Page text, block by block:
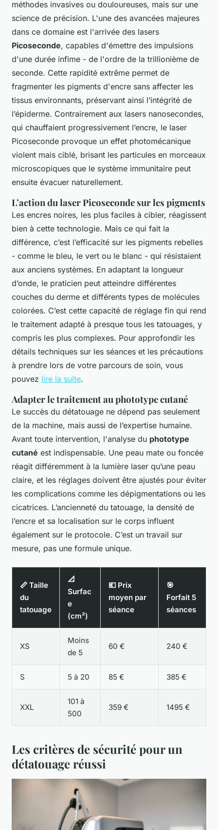
méthodes invasives ou douloureuses, mais sur une
science de précision. L'une des avancées majeures
dans ce domaine est l'arrivée des lasers
Picoseconde, capables d'émettre des impulsions
d'une durée infime - de l'ordre de la trillionième de
seconde. Cette rapidité extrême permet de
fragmenter les pigments d'encre sans affecter les
tissus environnants, préservant ainsi l’intégrité de
l’épiderme. Contrairement aux lasers nanosecondes,
qui chauffaient progressivement l’encre, le laser
Picoseconde provoque un effet photomécanique
violent mais ciblé, brisant les particules en morceaux
microscopiques que le système immunitaire peut
ensuite évacuer naturellement.
L’action du laser Picoseconde sur les pigments
Les encres noires, les plus faciles à cibler, réagissent
bien à cette technologie. Mais ce qui fait la
différence, c’est l’efficacité sur les pigments rebelles
- comme le bleu, le vert ou le blanc - qui résistaient
aux anciens systèmes. En adaptant la longueur
d’onde, le praticien peut atteindre différentes
couches du derme et différents types de molécules
colorées. C’est cette capacité de réglage fin qui rend
le traitement adapté à presque tous les tatouages, y
compris les plus complexes. Pour approfondir les
détails techniques sur les séances et les précautions
à prendre lors de votre parcours de soin, vous
pouvez lire la suite.
Adapter le traitement au phototype cutané
Le succès du détatouage ne dépend pas seulement
de la machine, mais aussi de l’expertise humaine.
Avant toute intervention, l'analyse du phototype
cutané est indispensable. Une peau mate ou foncée
réagit différemment à la lumière laser qu’une peau
claire, et les réglages doivent être ajustés pour éviter
les complications comme les dépigmentations ou les
cicatrices. L’ancienneté du tatouage, la densité de
l’encre et sa localisation sur le corps influent
également sur le protocole. C’est un travail sur
mesure, pas une formule unique.
📏 Taille
du
tatouage
📐
Surfac
e
(cm²)
💶 Prix
moyen par
séance
🎯
Forfait 5
séances
XS
Moins
de 5
60 € 240 €
S 5 à 20 85 € 385 €
XXL
101 à
500
359 € 1495 €
Les critères de sécurité pour un
détatouage réussi